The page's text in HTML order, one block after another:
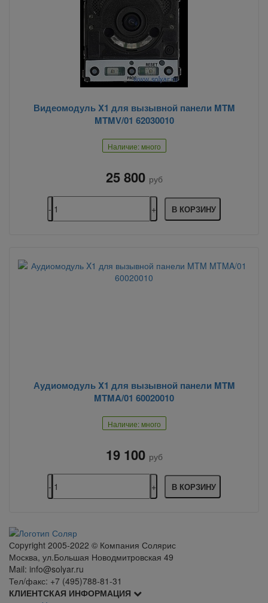
Видеомодуль X1 для вызывной панели MTM
MTMV/01 62030010
Наличие: много
25 800 руб
В КОРЗИНУ
Аудиомодуль X1 для вызывной панели MTM
MTMA/01 60020010
Наличие: много
19 100 руб
В КОРЗИНУ
Сopyright 2005-2022 © Компания Солярис
Москва, ул.Большая Новодмитровская 49
Mail: info@solyar.ru
Тел/факс: +7 (495)788-81-31
КЛИЕНТСКАЯ ИНФОРМАЦИЯ